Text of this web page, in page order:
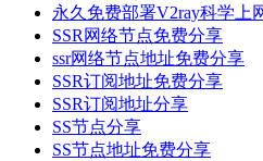
永久免费部署V2ray科学上
SSR网络节点免费分享
ssr网络节点地址免费分享
SSR订阅地址免费分享
SSR订阅地址分享
SS节点分享
SS节点地址免费分享